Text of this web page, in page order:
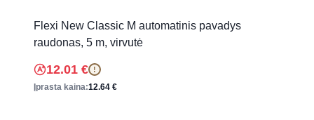
Flexi New Classic M automatinis pavadys
raudonas, 5 m, virvutė
12.01 € !
Įprasta kaina:12.64 €